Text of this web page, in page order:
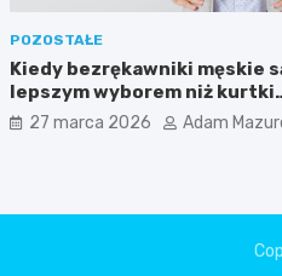
POZOSTAŁE
Kiedy bezrękawniki męskie
lepszym wyborem niż kurtki
przejściowe?
27 marca 2026 Adam